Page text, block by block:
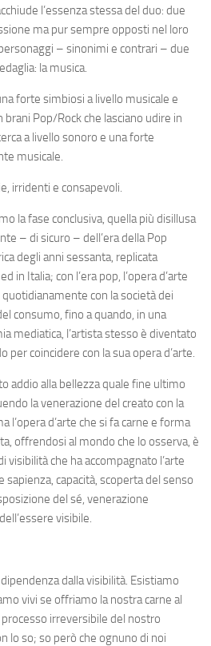
l’essenza stessa del duo: due
ma pur sempre opposti nel loro
– sinonimi e contrari – due
la musica.
forte simbiosi a livello musicale e
brani Pop/Rockche lasciano udire in
a livello sonoro e una forte
musicale.
irridenti e consapevoli.
la fase conclusiva, quella più disillusa
– di sicuro – dell’era della Pop
degli anni sessanta, replicata
in Italia; con l’era pop, l’opera d’arte
con la società dei
consumo, fino a quando, in una
mediatica, l’artista stesso è diventato
coincidere con la sua opera d’arte.
addio alla bellezza quale fine ultimo
la venerazione del creato con la
l’opera d’arte che si fa carne e forma
offrendosi al mondo che lo osserva, è
visibilità che ha accompagnato l’arte
sapienza, capacità, scoperta del senso
del sé, venerazione
visibile.
dalla visibilità. Esistiamo
vivi se offriamo la nostra carne al
processo irreversibile del nostro
lo so; so però che ognuno di noi